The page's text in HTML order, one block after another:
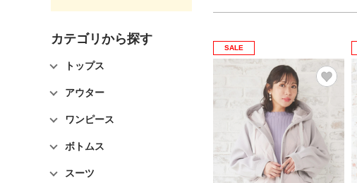
カテゴリから探す
トップス
アウター
ワンピース
ボトムス
スーツ
SALE